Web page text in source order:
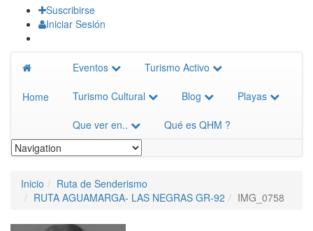
Suscribirse
Iniciar Sesión
Home
Eventos Turismo Activo
Turismo Cultural Blog Playas
Que ver en.. Qué es QHM ?
Inicio
Ruta de Senderismo
RUTA AGUAMARGA- LAS NEGRAS GR-92
IMG_0758